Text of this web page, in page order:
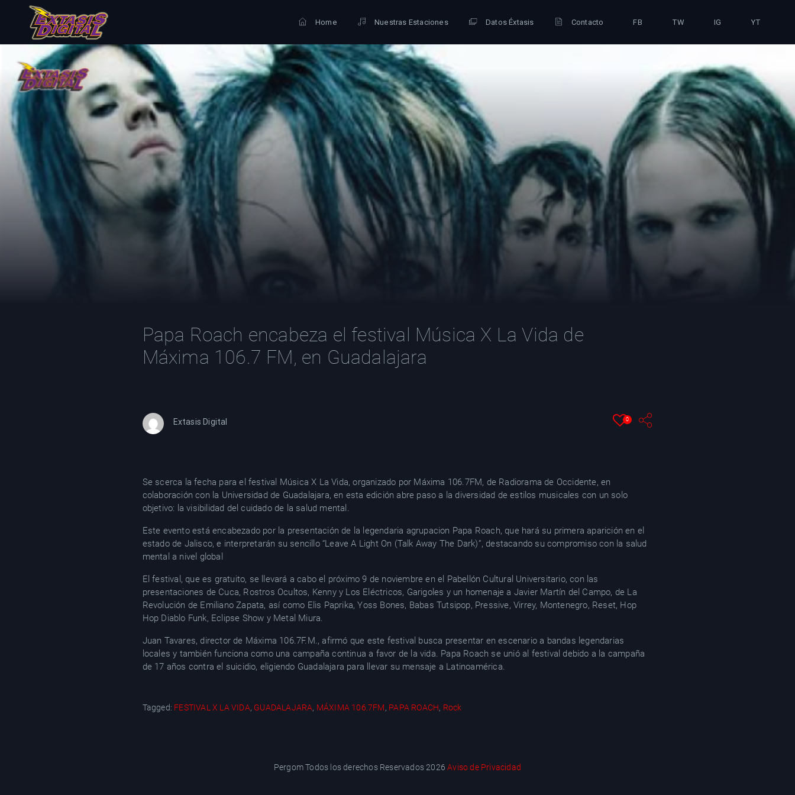
Home Nuestras Estaciones Datos Éxtasis Contacto FB TW IG YT
Papa Roach encabeza el festival Música X La Vida de
Máxima 106.7 FM, en Guadalajara
Extasis Digital 0
Se scerca la fecha para el festival Música X La Vida, organizado por Máxima 106.7FM, de Radiorama de Occidente, en
colaboración con la Universidad de Guadalajara, en esta edición abre paso a la diversidad de estilos musicales con un solo
objetivo: la visibilidad del cuidado de la salud mental.
Este evento está encabezado por la presentación de la legendaria agrupacion Papa Roach, que hará su primera aparición en el
estado de Jalisco, e interpretarán su sencillo “Leave A Light On (Talk Away The Dark)”, destacando su compromiso con la salud
mental a nivel global
El festival, que es gratuito, se llevará a cabo el próximo 9 de noviembre en el Pabellón Cultural Universitario, con las
presentaciones de Cuca, Rostros Ocultos, Kenny y Los Eléctricos, Garigoles y un homenaje a Javier Martín del Campo, de La
Revolución de Emiliano Zapata, así como Elis Paprika, Yoss Bones, Babas Tutsipop, Pressive, Virrey, Montenegro, Reset, Hop
Hop Diablo Funk, Eclipse Show y Metal Miura.
Juan Tavares, director de Máxima 106.7F.M., afirmó que este festival busca presentar en escenario a bandas legendarias
locales y también funciona como una campaña continua a favor de la vida. Papa Roach se unió al festival debido a la campaña
de 17 años contra el suicidio, eligiendo Guadalajara para llevar su mensaje a Latinoamérica.
Tagged: FESTIVAL X LA VIDA, GUADALAJARA, MÁXIMA 106.7FM, PAPA ROACH, Rock
Pergom Todos los derechos Reservados 2026Aviso de Privacidad